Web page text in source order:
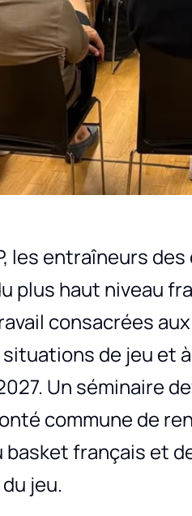
les entraîneurs
plus haut niveau
consacrées aux
de jeu et
Un séminaire
commune de
français et
jeu.